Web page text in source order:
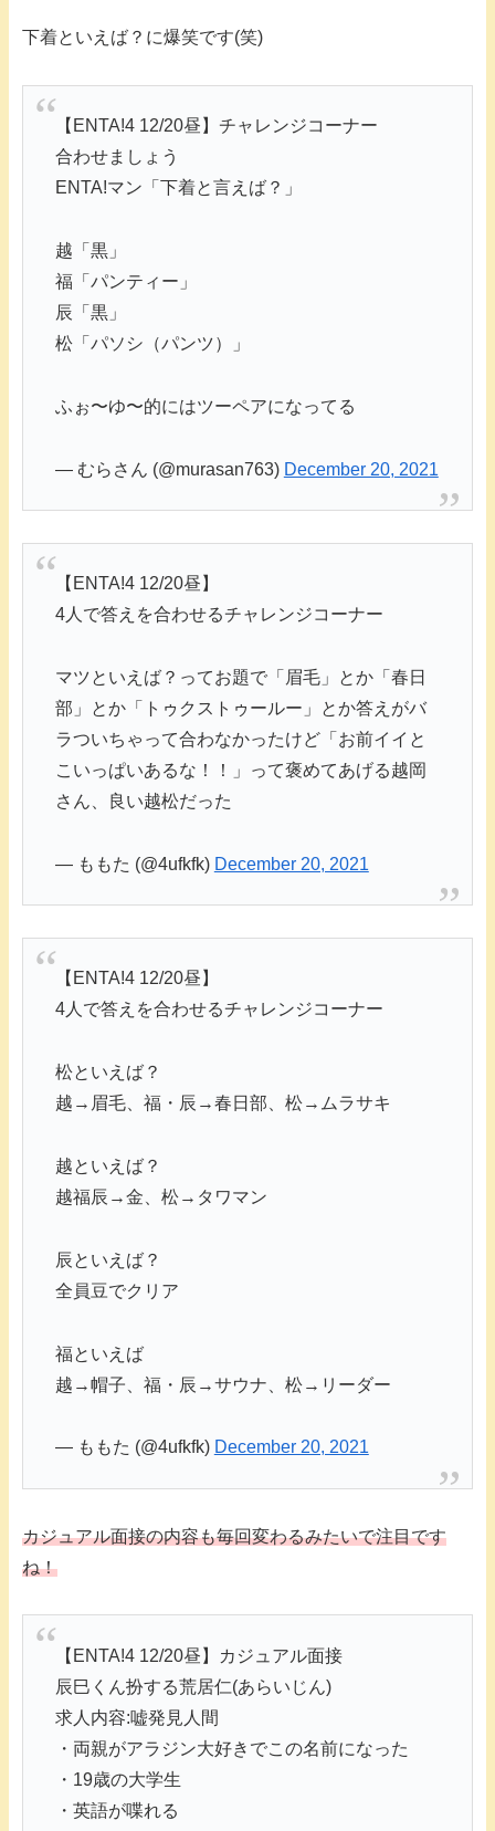
下着といえば？に爆笑です(笑)
【ENTA!4 12/20昼】チャレンジコーナー
合わせましょう
ENTA!マン「下着と言えば？」
越「黒」
福「パンティー」
辰「黒」
松「パソシ（パンツ）」
ふぉ〜ゆ〜的にはツーペアになってる
— むらさん (@murasan763) December 20, 2021
【ENTA!4 12/20昼】
4人で答えを合わせるチャレンジコーナー
マツといえば？ってお題で「眉毛」とか「春日
部」とか「トゥクストゥールー」とか答えがバ
ラついちゃって合わなかったけど「お前イイと
こいっぱいあるな！！」って褒めてあげる越岡
さん、良い越松だった
— ももた (@4ufkfk) December 20, 2021
【ENTA!4 12/20昼】
4人で答えを合わせるチャレンジコーナー
松といえば？
越→眉毛、福・辰→春日部、松→ムラサキ
越といえば？
越福辰→金、松→タワマン
辰といえば？
全員豆でクリア
福といえば
越→帽子、福・辰→サウナ、松→リーダー
— ももた (@4ufkfk) December 20, 2021
カジュアル面接の内容も毎回変わるみたいで注目です
ね！
【ENTA!4 12/20昼】カジュアル面接
辰巳くん扮する荒居仁(あらいじん)
求人内容:嘘発見人間
・両親がアラジン大好きでこの名前になった
・19歳の大学生
・英語が喋れる